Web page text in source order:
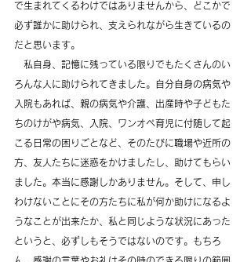
で生まれてくるわけではありませんから、どこかで
必ず誰かに助けられ、支えられながら生きているの
だと思います。
私自身、記憶に残っている限りでもたくさんのい
ろんな人に助けられてきました。自分自身の病気や
入院もあれば、親の病気や介護、出産時や子どもた
ちのけがや病気、入院、ワンオペ育児に付随して起
こる日常の困りごとなど、そのたびに職場や近所の
方、友人たちに迷惑をかけましたし、助けてもらい
ました。本当に感謝しかありません。そして、申し
わけないことにその方たちに私が何か助けになるよ
うなことが出来たか、私と同じような状況にあった
というと、必ずしもそうではないのです。もちろ